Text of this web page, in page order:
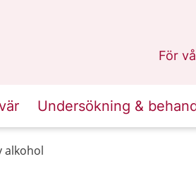
För
Undersökning &
alkohol